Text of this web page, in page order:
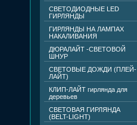
СВЕТОДИОДНЫЕ LED
ГИРЛЯНДЫ
ГИРЛЯНДЫ НА ЛАМПАХ
НАКАЛИВАНИЯ
ДЮРАЛАЙТ -СВЕТОВОЙ
ШНУР
СВЕТОВЫЕ ДОЖДИ (ПЛЕЙ-
ЛАЙТ)
КЛИП-ЛАЙТ гирлянда для
деревьев
СВЕТОВАЯ ГИРЛЯНДА
(BELT-LIGHT)